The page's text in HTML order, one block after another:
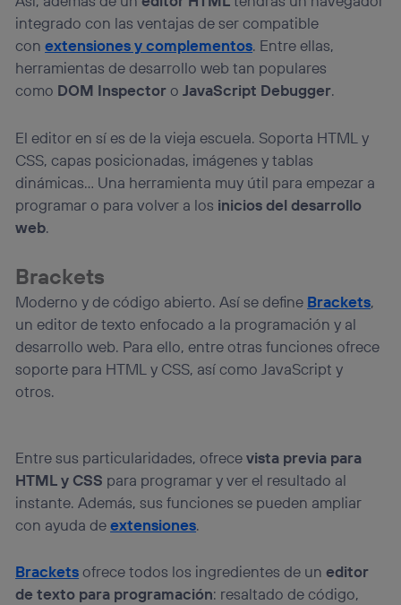
integrado con las ventajas de ser compatible
conextensiones y complementos. Entre ellas,
herramientas de desarrollo web tan populares
como DOM InspectoroJavaScript Debugger.
El editor en sí es de la vieja escuela. Soporta HTML y
CSS, capas posicionadas, imágenes y tablas
dinámicas… Una herramienta muy útil para empezar a
programar o para volver a los inicios del desarrollo
web.
Brackets
Moderno y de código abierto. Así se define Brackets,
un editor de texto enfocado a la programación y al
desarrollo web. Para ello, entre otras funciones ofrece
soporte para HTML y CSS, así como JavaScript y
otros.
Entre sus particularidades, ofrecevista previa para
HTML y CSS para programar y ver el resultado al
instante. Además, sus funciones se pueden ampliar
con ayuda deextensiones.
Bracketsofrece todos los ingredientes de uneditor
de texto para programación: resaltado de código,